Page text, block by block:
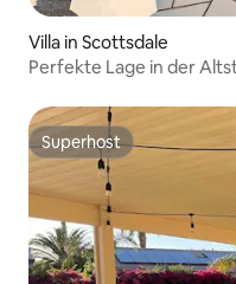
Villa in Scottsdale
Perfekte Lage in der
Superhost
Superhost